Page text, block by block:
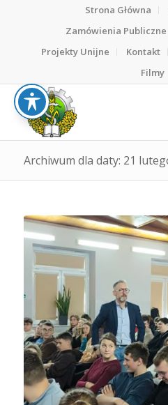
Strona Główna
Zamówienia Publiczne
Projekty Unijne
Kontakt
Filmy
Archiwum dla daty: 21